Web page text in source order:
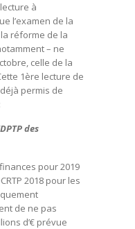
à
l’examen de la
réforme de la
– ne
celle de la
1ère lecture de
permis de
des
pour 2019
2018 pour les
de ne pas
d’€ prévue